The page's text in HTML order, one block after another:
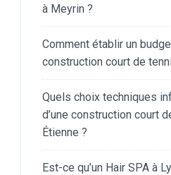
à Meyrin ?
Comment établir un
construction court de
Quels choix techniques
d’une construction court
Étienne ?
Est-ce qu’un Hair SPA à